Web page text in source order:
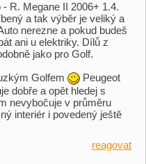
R. Megane II 2006+ 1.4.
a tak výběr je veliký a
nerezne a pokud budeš
ani u elektriky. Dílů z
jako pro Golf.
Golfem
Peugeot
dobře a opět hledej s
nevybočuje v průměru
interiér i povedený ještě
reagovat